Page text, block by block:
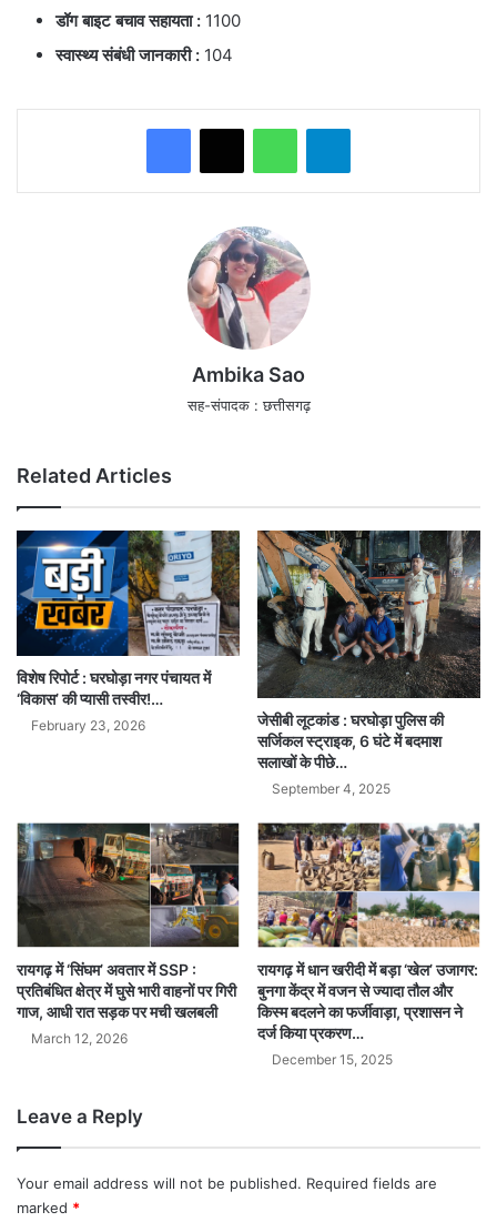
डॉग बाइट बचाव सहायता : 1100
स्वास्थ्य संबंधी जानकारी : 104
WhatsAppTelegram
Ambika Sao
सह-संपादक : छत्तीसगढ़
Related Articles
विशेष रिपोर्ट : घरघोड़ा नगर पंचायत में
‘विकास’ की प्यासी तस्वीर!…
February 23, 2026
जेसीबी लूटकांड : घरघोड़ा पुलिस की
सर्जिकल स्ट्राइक, 6 घंटे में बदमाश
सलाखों के पीछे…
September 4, 2025
रायगढ़ में ‘सिंघम’ अवतार में SSP :
प्रतिबंधित क्षेत्र में घुसे भारी वाहनों पर गिरी
गाज, आधी रात सड़क पर मची खलबली
March 12, 2026
रायगढ़ में धान खरीदी में बड़ा ‘खेल’ उजागर:
बुनगा केंद्र में वजन से ज्यादा तौल और
किस्म बदलने का फर्जीवाड़ा, प्रशासन ने
दर्ज किया प्रकरण…
December 15, 2025
Leave a Reply
Your email address will not be published. Required fields are
marked *